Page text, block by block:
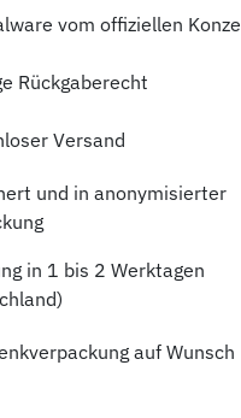
vom offiziellen
Rückgaberecht
Versand
und in anonymisierter
in 1 bis 2 Werktagen
auf Wunsch